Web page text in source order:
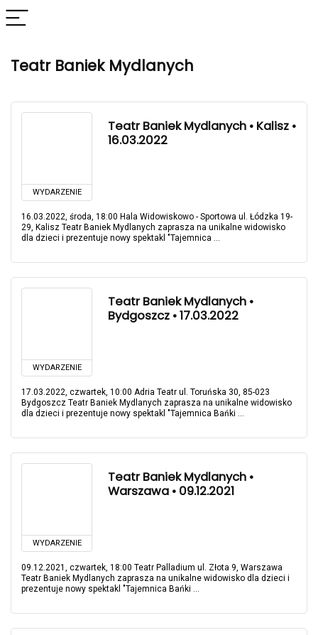
Teatr Baniek Mydlanych
WYDARZENIE
Teatr Baniek Mydlanych • Kalisz •
16.03.2022
16.03.2022, środa, 18:00 Hala Widowiskowo - Sportowa ul. Łódzka 19-
29, Kalisz Teatr Baniek Mydlanych zaprasza na unikalne widowisko
dla dzieci i prezentuje nowy spektakl "Tajemnica ...
WYDARZENIE
Teatr Baniek Mydlanych •
Bydgoszcz • 17.03.2022
17.03.2022, czwartek, 10:00 Adria Teatr ul. Toruńska 30, 85-023
Bydgoszcz Teatr Baniek Mydlanych zaprasza na unikalne widowisko
dla dzieci i prezentuje nowy spektakl "Tajemnica Bańki ...
WYDARZENIE
Teatr Baniek Mydlanych •
Warszawa • 09.12.2021
09.12.2021, czwartek, 18:00 Teatr Palladium ul. Złota 9, Warszawa
Teatr Baniek Mydlanych zaprasza na unikalne widowisko dla dzieci i
prezentuje nowy spektakl "Tajemnica Bańki ...